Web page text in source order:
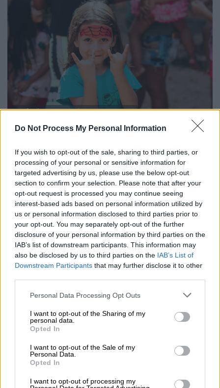
Do Not Process My Personal Information
If you wish to opt-out of the sale, sharing to third parties, or
processing of your personal or sensitive information for
targeted advertising by us, please use the below opt-out
section to confirm your selection. Please note that after your
opt-out request is processed you may continue seeing
interest-based ads based on personal information utilized by
us or personal information disclosed to third parties prior to
your opt-out. You may separately opt-out of the further
disclosure of your personal information by third parties on the
IAB’s list of downstream participants. This information may
also be disclosed by us to third parties on the IAB’s List of
Downstream Participants that may further disclose it to other
Please note that this website/app uses one or more Google
not limited to your visit or usage behaviour. You may click to
grant or deny consent to Google and its third-party tags to
use your data for below specified purposes in below Google
consent section.
Personal Data Processing Opt Outs
I want to opt-out of the Sharing of my
personal data.
Opted In
I want to opt-out of the Sale of my
Personal Data.
Opted In
I want to opt-out of processing my
Παιδικές κατασκηνώσεις (UNSPLASH)
την επιμέλεια(ανάδοχοι, κηδεμόνες κ.ο.κ.)
ωφελούμενων παιδιών, οι οποίοι είναι: -
εργαζόμενοι με εξαρτημένη σχέση εργασίας
ιδιωτικού δικαίου, - ασφαλισμένοι στον e-
EΦΚΑ, λόγω εξαρτημένης σχέσης εργασίας
με εισφορές υπέρ του κλάδου ανεργίας της
ΔΥΠΑ, οποτεδήποτε στοδιάστημα 12 μηνών
που προηγούνται της λήξης της προθεσμίας
υποβολής αιτήσεων ή - άνεργοι
εγγεγραμμένοι στοΨηφιακό Μητρώο
αναζητούντων εργασία της ΔΥΠΑ, με
συνεχόμενο χρονικό διάστημα ανεργίας κατά
υποβολής αιτήσεων τουλάχιστον τριών
μηνών, οι οποίοι, αν είναι διαζευγμένοι ή
έγγαμοι, πρέπει να έχουν εισόδημα
16.000 ευρώ ή 24.000 ευρώ αντίστοιχα,
προσαυξανόμενο
ενώ, αν είναι μονογονείς, πρέπει να έχουν